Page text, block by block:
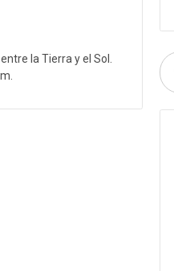
la Tierra y el Sol.